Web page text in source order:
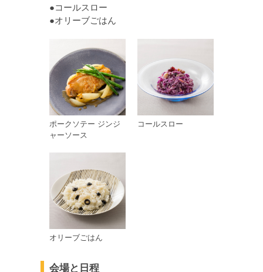
●コールスロー
●オリーブごはん
ポークソテー ジンジ
ャーソース
コールスロー
オリーブごはん
会場と日程